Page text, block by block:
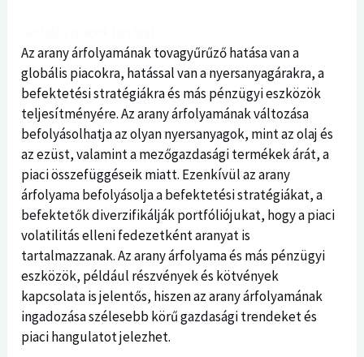
Az arany árfolyamának tovagyűrűző hatása van a
globális piacokra, hatással van a nyersanyagárakra, a
befektetési stratégiákra és más pénzügyi eszközök
teljesítményére. Az arany árfolyamának változása
befolyásolhatja az olyan nyersanyagok, mint az olaj és
az ezüst, valamint a mezőgazdasági termékek árát, a
piaci összefüggéseik miatt. Ezenkívül az arany
árfolyama befolyásolja a befektetési stratégiákat, a
befektetők diverzifikálják portfóliójukat, hogy a piaci
volatilitás elleni fedezetként aranyat is
tartalmazzanak. Az arany árfolyama és más pénzügyi
eszközök, például részvények és kötvények
kapcsolata is jelentős, hiszen az arany árfolyamának
ingadozása szélesebb körű gazdasági trendeket és
piaci hangulatot jelezhet.